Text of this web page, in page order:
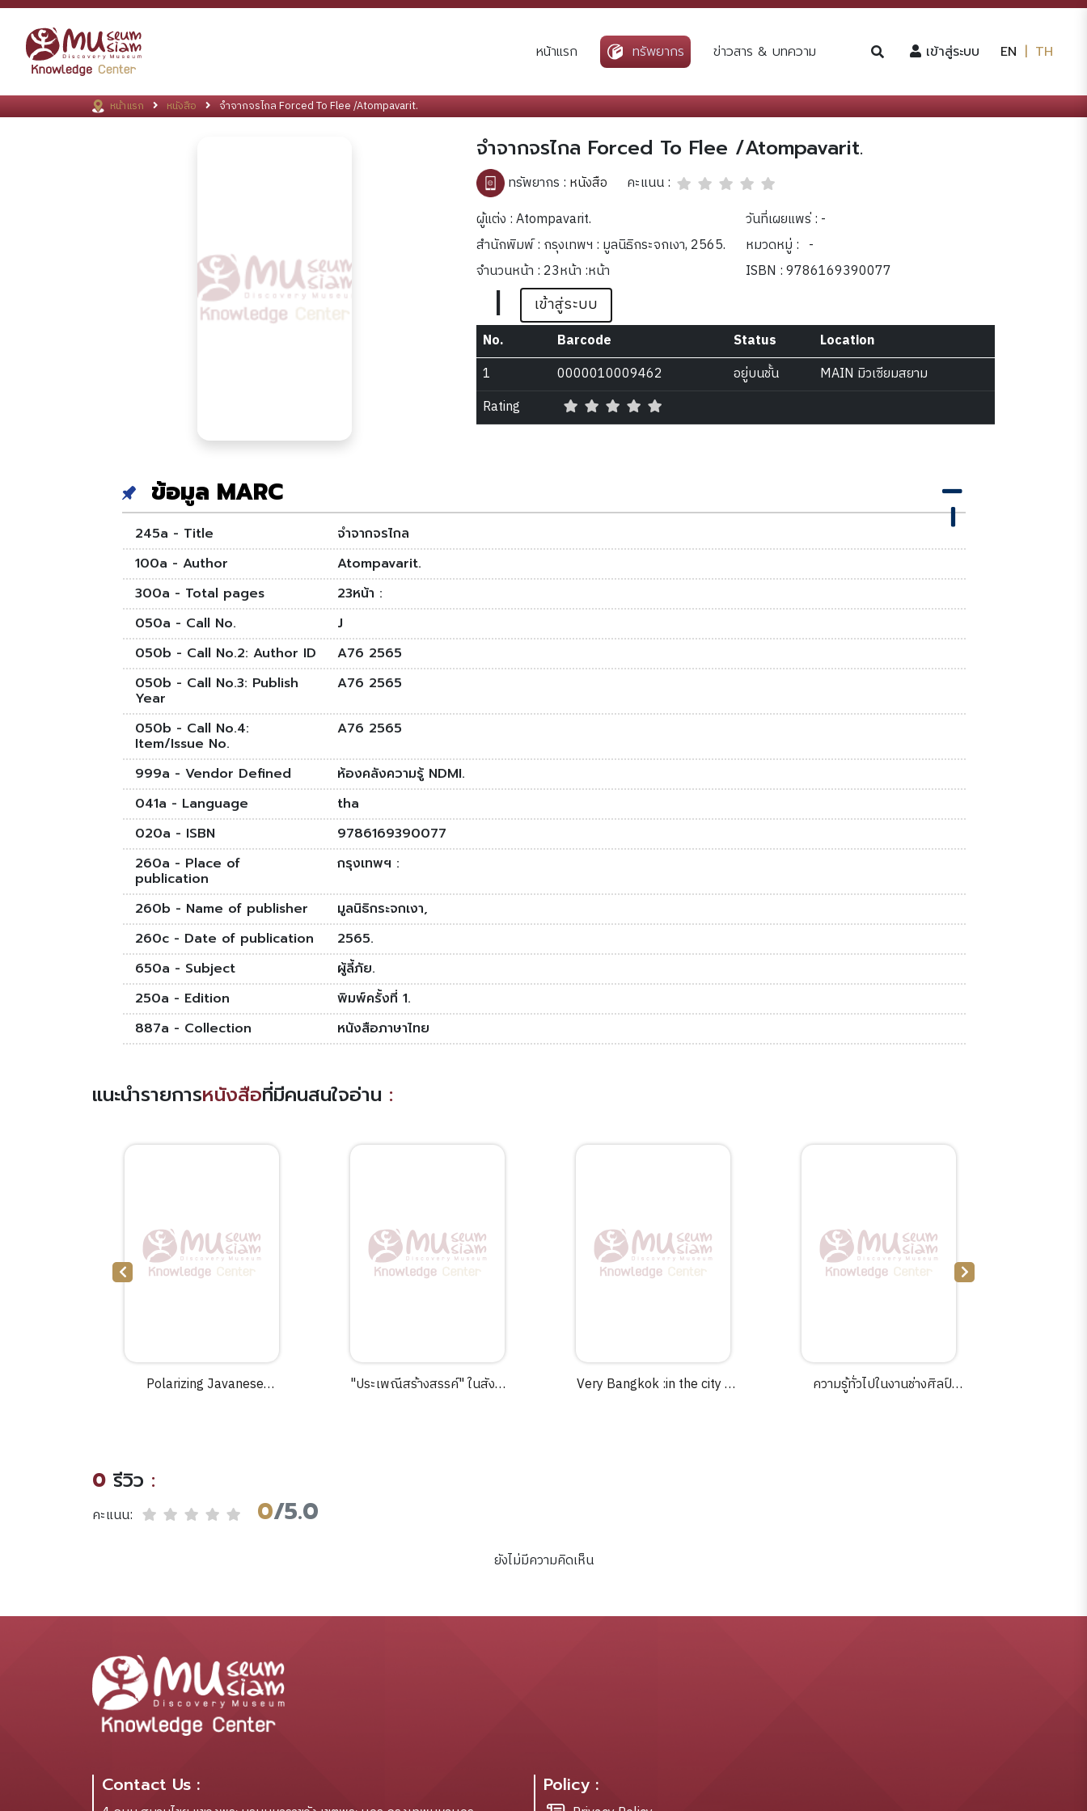
หน้าแรก ทรัพยากร ข่าวสาร & บทความ เข้าสู่ระบบ (current)
EN | TH
หน้าแรก หนังสือ จำจากจรไกล Forced To Flee /Atompavarit.
จำจากจรไกล Forced To Flee /Atompavarit.
ทรัพยากร : หนังสือ
คะแนน :
ผู้แต่ง : Atompavarit.
วันที่เผยแพร่ : -
สำนักพิมพ์ : กรุงเทพฯ : มูลนิธิกระจกเงา, 2565.
หมวดหมู่ : -
จำนวนหน้า : 23หน้า :หน้า
ISBN : 9786169390077
| เข้าสู่ระบบ
No. Barcode Status
Location
1
0000010009462 อยู่บนชั้น
MAIN มิวเซียมสยาม
Rating
ข้อมูล MARC
245a - Title
จำจากจรไกล
100a - Author
Atompavarit.
300a - Total pages
23หน้า :
050a - Call No.
J
050b - Call No.2: Author ID
A76 2565
050b - Call No.3: Publish
Year
A76 2565
050b - Call No.4:
Item/Issue No.
A76 2565
999a - Vendor Defined
ห้องคลังความรู้ NDMI.
041a - Language
tha
020a - ISBN
9786169390077
260a - Place of
publication
กรุงเทพฯ :
260b - Name of publisher
มูลนิธิกระจกเงา,
260c - Date of publication
2565.
650a - Subject
ผู้ลี้ภัย.
250a - Edition
พิมพ์ครั้งที่ 1.
887a - Collection
หนังสือภาษาไทย
แนะนำรายการหนังสือที่มีคนสนใจอ่าน :
Polarizing Javanese
"ประเพณีสร้างสรรค์" ในสังคม
Very Bangkok :in the city of
ความรู้ทั่วไปในงานช่างศิลป์
0 รีวิว :
คะแนน: 0/5.0
ยังไม่มีความคิดเห็น
Contact Us : Policy :